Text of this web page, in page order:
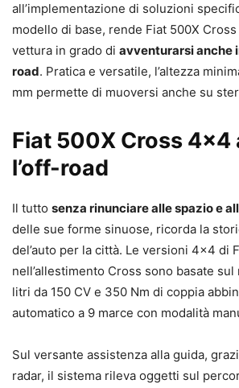
all’implementazione di soluzioni
modello di base, rende Fiat 500X
vettura in grado di avventurarsi anche
road. Pratica e versatile, l’altezza
mm permette di muoversi anche su
Fiat 500X Cross 4×4
l’off-road
Il tutto senza rinunciare alle spazio e
delle sue forme sinuose, ricorda la
del’auto per la città. Le versioni 4×4 di
nell’allestimento Cross sono basate
litri da 150 CV e 350 Nm di coppia
automatico a 9 marce con modalità
Sul versante assistenza alla guida,
radar, il sistema rileva oggetti sul